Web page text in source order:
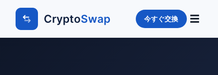
CryptoSwap 今すぐ交換 ☰